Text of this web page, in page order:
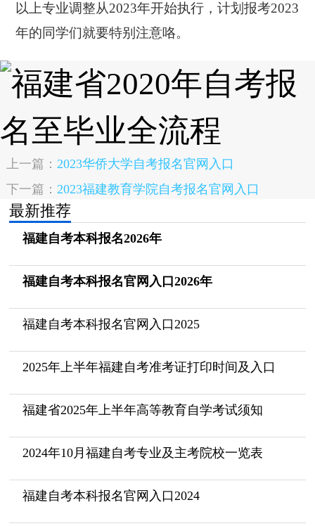
以上专业调整从2023年开始执行，计划报考2023
年的同学们就要特别注意咯。
上一篇：2023华侨大学自考报名官网入口
下一篇：2023福建教育学院自考报名官网入口
最新推荐
福建自考本科报名2026年
福建自考本科报名官网入口2026年
福建自考本科报名官网入口2025
2025年上半年福建自考准考证打印时间及入口
福建省2025年上半年高等教育自学考试须知
2024年10月福建自考专业及主考院校一览表
福建自考本科报名官网入口2024